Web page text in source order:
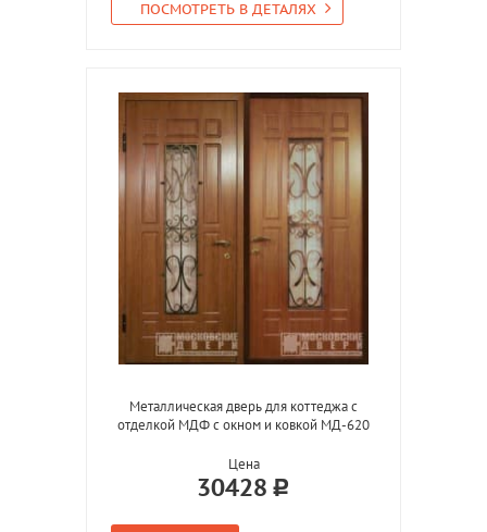
ПОСМОТРЕТЬ В ДЕТАЛЯХ
Металлическая дверь для коттеджа с
отделкой МДФ с окном и ковкой МД-620
Цена
30428